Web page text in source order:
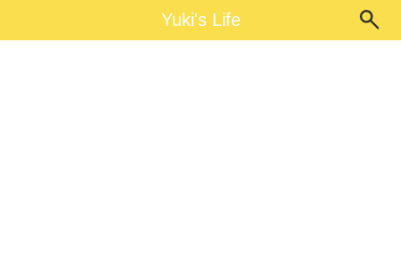
Yuki's LifeYuki's Life